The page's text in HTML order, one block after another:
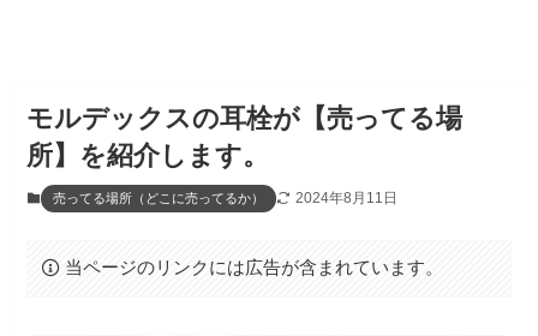
モルデックスの耳栓が【売ってる場
所】を紹介します。
売ってる場所（どこに売ってるか） 2024年8月11日
当ページのリンクには広告が含まれています。